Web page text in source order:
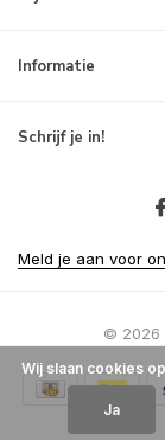
Informatie
Schrijf je in!
Meld je aan voor
© 2026
Wij slaan cookies
Ja